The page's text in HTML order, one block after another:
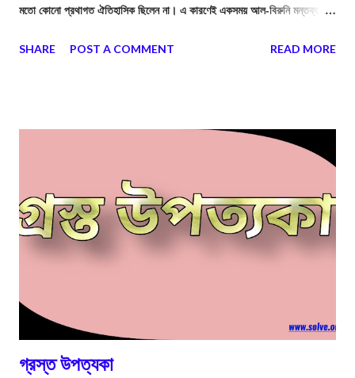
মতো কোনো প্রথাগত ঐতিহাসিক ছিলেন না। এ কারণেই একসময় আল-বিরুনি মন্তব্য
নয়। প্রাচীন ভারতের মুনি-ঋষি এবং কবিরা সরাসরি ইতিহাস না লিখলেও, তাঁদের রচিত
SHARE POST A COMMENT READ MORE
গ্রস্ত উপত্যকা